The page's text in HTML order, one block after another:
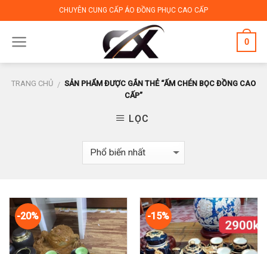
to
content
CHUYÊN CUNG CẤP ÁO ĐỒNG PHỤC CAO CẤP
0
TRANG CHỦ / SẢN PHẨM ĐƯỢC GẮN THẺ “ẤM CHÉN BỌC ĐỒNG CAO
CẤP”
LỌC
-20% -15%